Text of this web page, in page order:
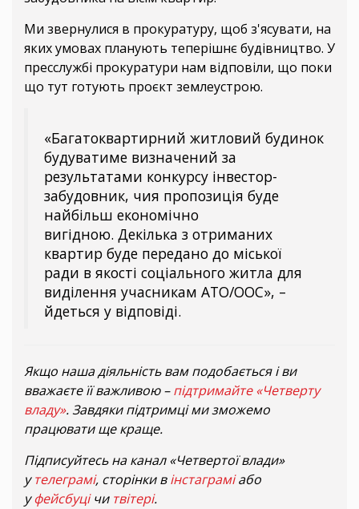
Ми звернулися в прокуратуру, щоб з'ясувати, на
яких умовах планують теперішнє будівництво. У
пресслужбі прокуратури нам відповіли, що поки
що тут готують проєкт землеустрою.
«Багатоквартирний житловий будинок
будуватиме визначений за
результатами конкурсу інвестор-
забудовник, чия пропозиція буде
найбільш економічно
вигідною. Декілька з отриманих
квартир буде передано до міської
ради в якості соціального житла для
виділення учасникам АТО/ООС», –
йдеться у відповіді.
Якщо наша діяльність вам подобається і ви
вважаєте її важливою –підтримайте «Четверту
владу». Завдяки підтримці ми зможемо
працювати ще краще.
Підписуйтесь на канал «Четвертої влади»
утелеграмі, сторінки вінстаграміабо
уфейсбуцічи твітері.